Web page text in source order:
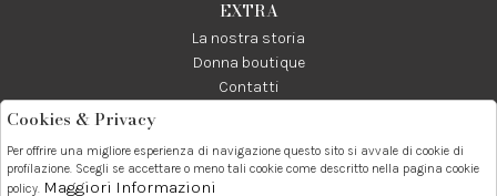
EXTRA
La nostra storia
Donna boutique
Contatti
Telefono:
089237858
Whatsapp:
3338855601
Contatti:
info@donna1981.it
Cookies & Privacy
Per offrire una migliore esperienza di navigazione questo sito si avvale di cookie di
profilazione. Scegli se accettare o meno tali cookie come descritto nella pagina cookie
policy. Maggiori Informazioni